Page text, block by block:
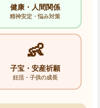
健康・人間関係
精神安定・悩み対策
👶
子宝・安産祈願
妊活・子供の成長